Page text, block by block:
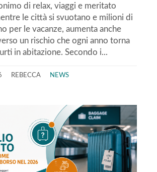
di relax, viaggi e meritato
le città si svuotano e milioni di
per le vacanze, aumenta anche
un rischio che ogni anno torna
in abitazione. Secondo i...
REBECCA NEWS